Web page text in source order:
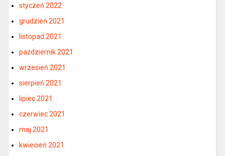
styczeń 2022
grudzień 2021
listopad 2021
październik 2021
wrzesień 2021
sierpień 2021
lipiec 2021
czerwiec 2021
maj 2021
kwiecień 2021